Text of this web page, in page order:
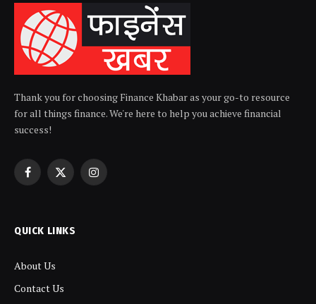
Thank you for choosing Finance Khabar as your go-to resource
for all things finance. We're here to help you achieve financial
success!
Facebook
X
Instagram
QUICK LINKS
About Us
Contact Us